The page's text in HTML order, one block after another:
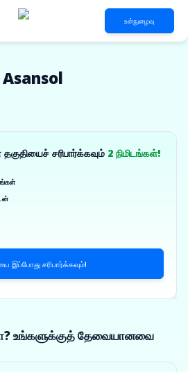
உள்நுழைவு
சரிபார்க்கவும் 2 நிமிடங்கள்!
இப்போது சரிபார்க்கவும்!
உங்களுக்குத் தேவையானவை